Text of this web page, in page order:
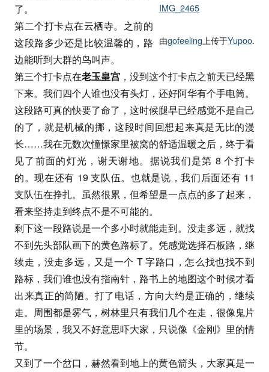
IMG_2465
由gofeeling 上传于Yupoo.
了。
第二个打卡点在云栖寺。之前的
这段路多少还是比较温馨的，路
边能听到大群的鸟叫声。
第三个打卡点在老玉皇宫 ，没到这个打卡点之前天已经黑
下来。我们四个人谁也没有头灯，还好阿华有个手电筒。
这段路可真的快要了命了，这时候腿早已经感觉不是自己
的了，就是机械的挪，这段时间回想起来真是无比的漫
长……我在无数次憧憬家里被窝的舒适温暖之后，终于看
见了前面的灯光，谢天谢地。据说我们是第 8 个打卡
的。现在还有 19 支队伍。也就是说，我们后面还有 11
支队伍在挣扎。虽然很累，但希望是一点点的多了起来，
看来坚持走到终点不是不可能的。
剩下这一段路说是一个多小时就能走到。没走多远，就找
不到先头部队画下的黄色路标了。凭感觉选择石板路，继
续走，没走多远，又是一个 T 字路口，怎么找也找不到
路标，我们谁也没有指南针，路书上的地图这个时候才看
出来真正的简陋。打了电话，方向大约是正确的，继续
走。周围都是雾气，树林里只有我们几个在走，很像鬼片
里的场景，我又不好意思吓大家，只说像《金刚》里的情
节。
又到了一个岔口，赫然看到地上的黄色箭头，大家真是一